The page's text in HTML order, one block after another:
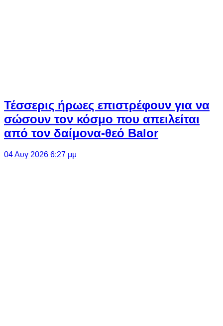
Τέσσερις ήρωες επιστρέφουν για να
σώσουν τον κόσμο που απειλείται
από τον δαίμονα-θεό Balor
04 Αυγ 2026 6:27 μμ